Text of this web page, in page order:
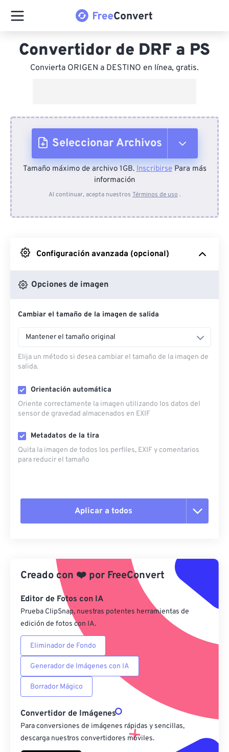
Convertidor de DRF a PS
Convierta ORIGEN a DESTINO en línea, gratis.
Seleccionar Archivos
Desde el dispositivo
Desde Google Drive
Desde OneDrive
Desde URL
Tamaño máximo de archivo 1GB.InscribirsePara más
información
Al continuar, acepta nuestros Términos de uso .
Configuración avanzada (opcional)
Opciones de imagen
Cambiar el tamaño de la imagen de salida
Mantener el tamaño original
Elija un método si desea cambiar el tamaño de la imagen de
salida.
Orientación automática
Oriente correctamente la imagen utilizando los datos del
sensor de gravedad almacenados en EXIF
Metadatos de la tira
Quita la imagen de todos los perfiles, EXIF ​​y comentarios
para reducir el tamaño
Aplicar a todos
Aplicar desde el ajuste preestablecido
Guardar como preestablecido
Creado con ❤️ por FreeConvert
Editor de Fotos con IA
Prueba ClipSnap, nuestras potentes herramientas de
edición de fotos con IA.
Eliminador de Fondo
Generador de Imágenes con IA
Borrador Mágico
Convertidor de Imágenes
Para conversiones de imágenes rápidas y sencillas,
descarga nuestros convertidores móviles.